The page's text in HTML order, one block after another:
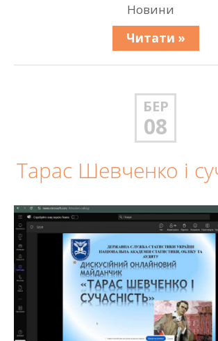
Новини
Читати »
БЕР
08
Тарас Шевченко і